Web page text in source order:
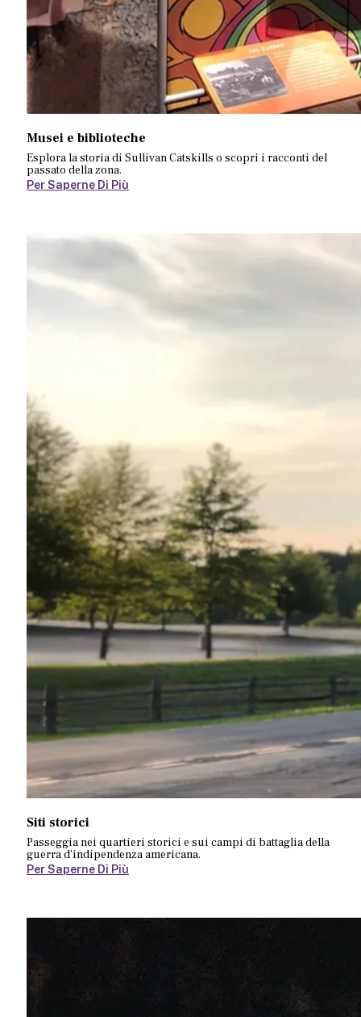
Musei e biblioteche
Esplora la storia di Sullivan Catskills o scopri i racconti del
passato della zona.
Per Saperne Di Più
Siti storici
Passeggia nei quartieri storici e sui campi di battaglia della
guerra d'indipendenza americana.
Per Saperne Di Più